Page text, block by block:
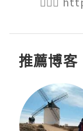
推薦博客